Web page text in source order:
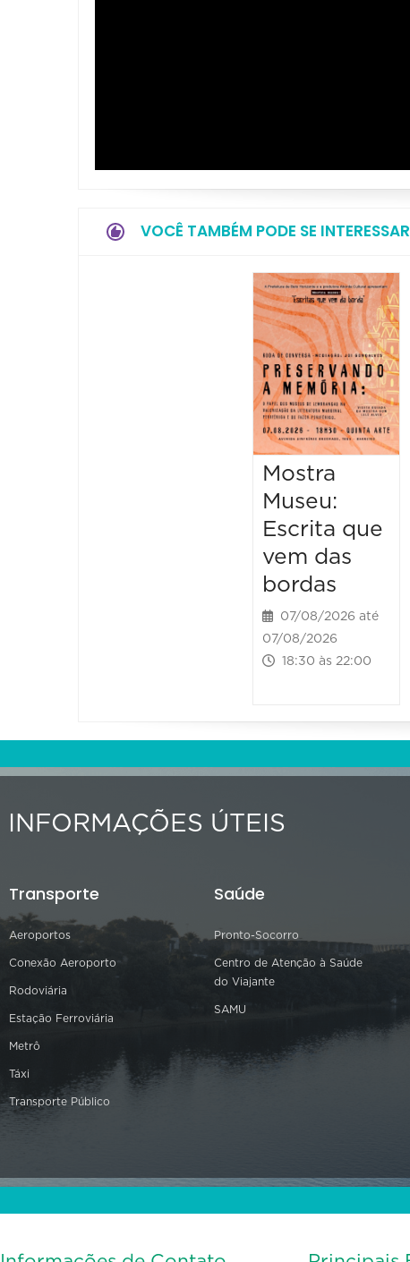
VOCÊ TAMBÉM PODE SE INTERESSAR
Mostra
Museu:
Escrita que
vem das
bordas
07/08/2026 até
07/08/2026
18:30 às 22:00
INFORMAÇÕES ÚTEIS
Transporte
Aeroportos
Conexão Aeroporto
Rodoviária
Estação Ferroviária
Metrô
Táxi
Transporte Público
Saúde
Pronto-Socorro
Centro de Atenção à Saúde
do Viajante
SAMU